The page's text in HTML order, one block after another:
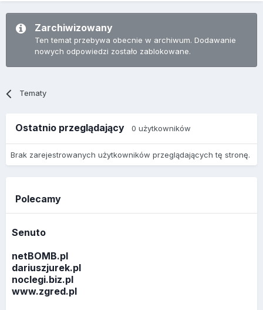
Zarchiwizowany
Ten temat przebywa obecnie w archiwum. Dodawanie
nowych odpowiedzi zostało zablokowane.
Tematy
Ostatnio przeglądający 0 użytkowników
Brak zarejestrowanych użytkowników przeglądających tę stronę.
Polecamy
Senuto
netBOMB.pl
dariuszjurek.pl
noclegi.biz.pl
www.zgred.pl